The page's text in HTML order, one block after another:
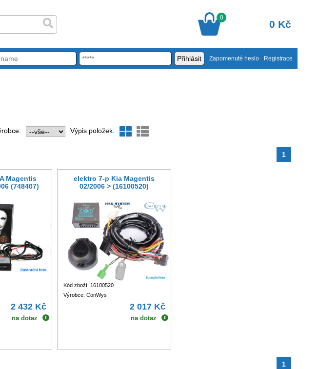
0
0 Kč
Zapomenuté heslo Registrace
Výpis položek:
1
Magentis
(748407)
2 432 Kč
na dotaz
elektro 7-p Kia Magentis
02/2006 > (16100520)
Kód zboží: 16100520
Výrobce: ConWys
2 017 Kč
na dotaz
1